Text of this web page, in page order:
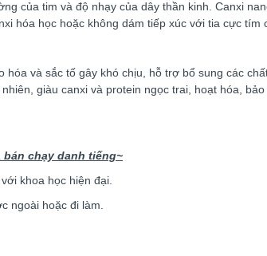
của tim và độ nhạy của dây thần kinh. Canxi
hóa học hoặc không dám tiếp xúc với tia cực tím
và sắc tố gây khó chịu, hỗ trợ bổ sung các
giàu canxi và protein ngọc trai, hoạt hóa,
chạy danh tiếng~
khoa học hiện đại.
ngoài hoặc đi làm.